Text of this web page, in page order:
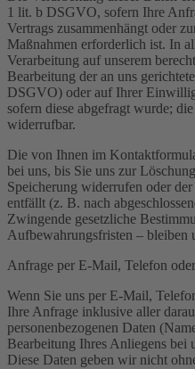
1 lit. b DSGVO, sofern Ihre
Vertrags zusammenhängt oder
Maßnahmen erforderlich ist. In
Verarbeitung auf unserem
Bearbeitung der an uns
DSGVO) oder auf Ihrer
sofern diese abgefragt wurde;
widerrufbar.
Die von Ihnen im
bei uns, bis Sie uns zur
Speicherung widerrufen oder
entfällt (z. B. nach
Zwingende gesetzliche
Aufbewahrungsfristen – bleiben
Anfrage per E-Mail, Telefon
Wenn Sie uns per E-Mail,
Ihre Anfrage inklusive aller
personenbezogenen Daten
Bearbeitung Ihres Anliegens bei
Diese Daten geben wir nicht